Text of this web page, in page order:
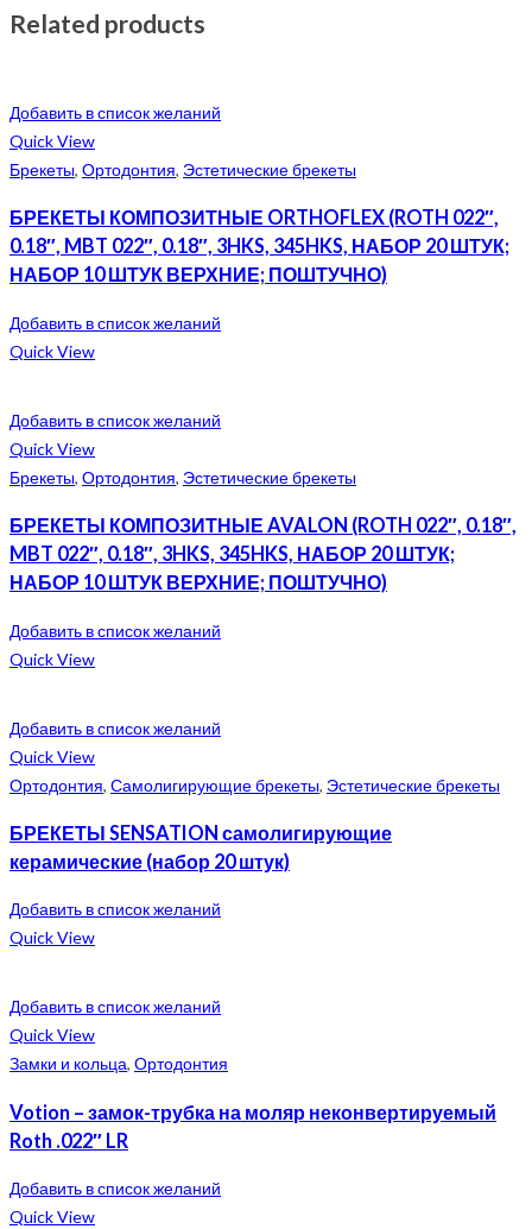
Related products
Добавить в список желаний
Quick View
Брекеты, Ортодонтия, Эстетические брекеты
БРЕКЕТЫ КОМПОЗИТНЫЕ ORTHOFLEX (ROTH 022″,
0.18″, MBT 022″, 0.18″, 3HKS, 345HKS, НАБОР 20 ШТУК;
НАБОР 10 ШТУК ВЕРХНИЕ; ПОШТУЧНО)
Добавить в список желаний
Quick View
Добавить в список желаний
Quick View
Брекеты, Ортодонтия, Эстетические брекеты
БРЕКЕТЫ КОМПОЗИТНЫЕ AVALON (ROTH 022″, 0.18″,
MBT 022″, 0.18″, 3HKS, 345HKS, НАБОР 20 ШТУК;
НАБОР 10 ШТУК ВЕРХНИЕ; ПОШТУЧНО)
Добавить в список желаний
Quick View
Добавить в список желаний
Quick View
Ортодонтия, Самолигирующие брекеты, Эстетические брекеты
БРЕКЕТЫ SENSATION самолигирующие
керамические (набор 20 штук)
Добавить в список желаний
Quick View
Добавить в список желаний
Quick View
Замки и кольца, Ортодонтия
Votion – замок-трубка на моляр неконвертируемый
Roth .022″ LR
Добавить в список желаний
Quick View